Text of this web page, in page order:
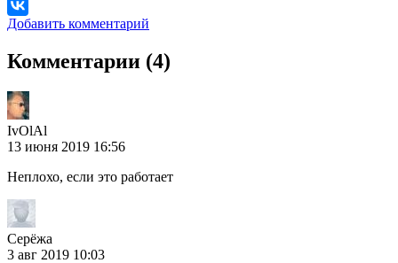
Добавить комментарий
Комментарии (4)
IvOlAl
13 июня 2019 16:56
Неплохо, если это работает
Серёжа
3 авг 2019 10:03